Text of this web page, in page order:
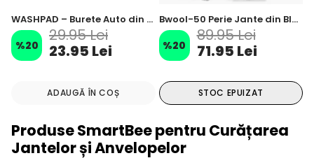
WASHPAD – Burete Auto din Microfibră pentru Spălare
%20
29.95 Lei
23.95 Lei
ADAUGĂ ÎN COȘ
Bwool-50 Perie Jante din Blană de Miel 50cm
%20
89.95 Lei
71.95 Lei
STOC EPUIZAT
Produse SmartBee pentru Curățarea
Jantelor și Anvelopelor